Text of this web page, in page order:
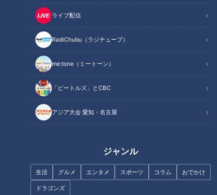
ライブ配信
RadiChubu（ラジチューブ）
me:tone（ミートーン）
「ビートルズ」とCBC
アジア大会 愛知・名古屋
ジャンル
生活 グルメ エンタメ スポーツ コラム おでかけ
ドラゴンズ
声が印象的な渡辺アナ。当時は歌手を目指していた！？
アピールポイントはアナウンサーに関係なし！？自作の120
曲とは
準備していた「ドジ」エピソードが不発で泣きそうに！
合格理由はフランス語が話せるから？
オススメ関連コンテンツ